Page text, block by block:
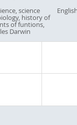
science
history of
of funtions,
Darwin